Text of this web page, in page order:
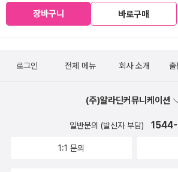
장바구니 바로구매
로그인 전체 메뉴 회사 소개
(주)알라딘커뮤니케이션
일반문의 (발신자 부담)
1:1 문의